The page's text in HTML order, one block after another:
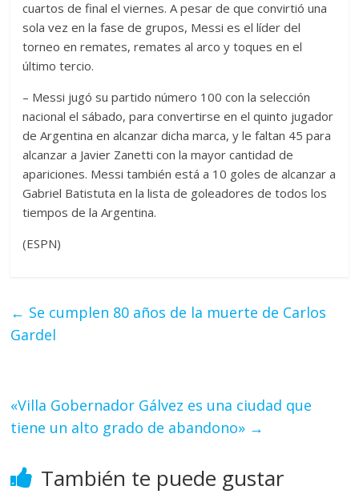
cuartos de final el viernes. A pesar de que convirtió una
sola vez en la fase de grupos, Messi es el líder del
torneo en remates, remates al arco y toques en el
último tercio.
– Messi jugó su partido número 100 con la selección
nacional el sábado, para convertirse en el quinto jugador
de Argentina en alcanzar dicha marca, y le faltan 45 para
alcanzar a Javier Zanetti con la mayor cantidad de
apariciones. Messi también está a 10 goles de alcanzar a
Gabriel Batistuta en la lista de goleadores de todos los
tiempos de la Argentina.
(ESPN)
← Se cumplen 80 años de la muerte de Carlos
Gardel
«Villa Gobernador Gálvez es una ciudad que
tiene un alto grado de abandono» →
También te puede gustar